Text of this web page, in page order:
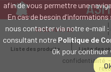
afin de vous permettre une
En cas de besoin
nous contacter via notre e-mail :
consultant notre Politique de
Ok pour
LE SPÉCIALISTE
Intervention sur tout le territoire :
Mans - Bordeaux - Paris - Lille -
Caen - Lyon - Reims -
02 52 45 00 20
Liste des produits Liste des
Mentions légales
confidentialité -